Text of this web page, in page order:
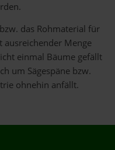
das Rohmaterial für
Menge
einmal Bäume gefällt
um Sägespäne bzw.
ohnehin anfällt.